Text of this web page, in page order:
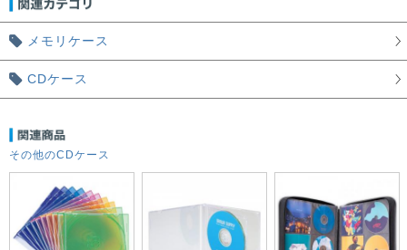
メモリケース
CDケース
その他のCDケース